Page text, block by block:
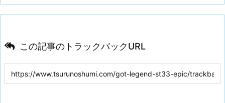
この記事のトラックバックURL